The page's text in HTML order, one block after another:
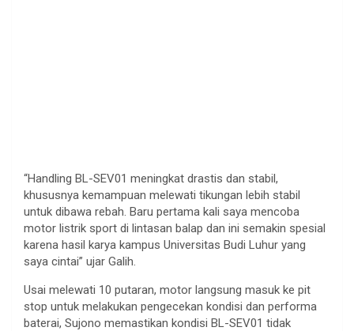
“Handling BL-SEV01 meningkat drastis dan stabil,
khususnya kemampuan melewati tikungan lebih stabil
untuk dibawa rebah. Baru pertama kali saya mencoba
motor listrik sport di lintasan balap dan ini semakin spesial
karena hasil karya kampus Universitas Budi Luhur yang
saya cintai” ujar Galih.
Usai melewati 10 putaran, motor langsung masuk ke pit
stop untuk melakukan pengecekan kondisi dan performa
baterai, Sujono memastikan kondisi BL-SEV01 tidak